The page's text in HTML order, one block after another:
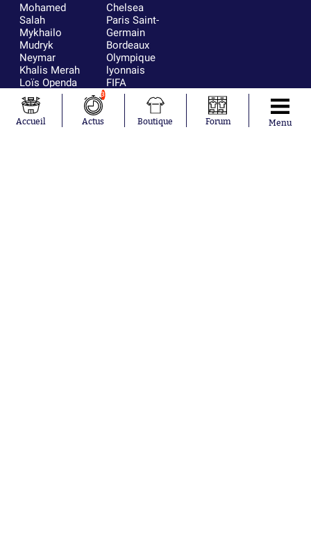
Mohamed
Salah
Mykhailo
Mudryk
Neymar
Khalis Merah
Loïs Openda
Moussa
Niakhaté
Nicolás
Chelsea
Paris Saint-
Germain
Bordeaux
Olympique
lyonnais
FIFA
Real Madrid
RC Strasbourg
AC Milan
Accueil
3
Actus Boutique Forum Menu